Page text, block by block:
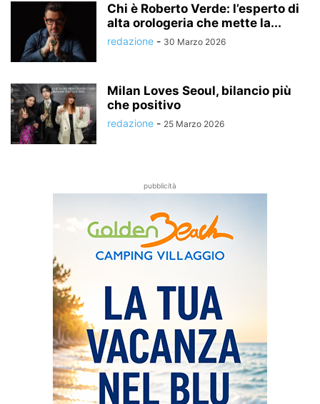
Chi è Roberto Verde: l’esperto di
alta orologeria che mette la...
redazione - 30 Marzo 2026
Milan Loves Seoul, bilancio più
che positivo
redazione - 25 Marzo 2026
pubblicità